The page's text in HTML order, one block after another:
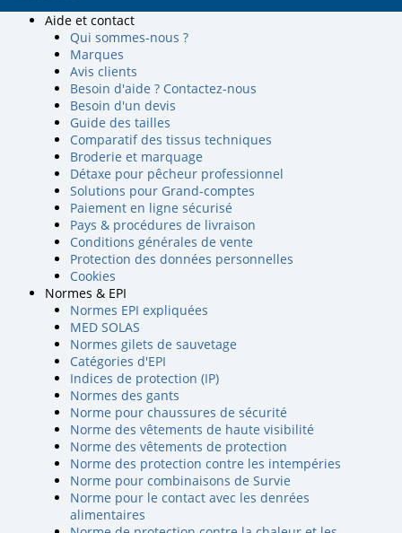
Aide et contact
Qui sommes-nous ?
Marques
Avis clients
Besoin d'aide ? Contactez-nous
Besoin d'un devis
Guide des tailles
Comparatif des tissus techniques
Broderie et marquage
Détaxe pour pêcheur professionnel
Solutions pour Grand-comptes
Paiement en ligne sécurisé
Pays & procédures de livraison
Conditions générales de vente
Protection des données personnelles
Cookies
Normes & EPI
Normes EPI expliquées
MED SOLAS
Normes gilets de sauvetage
Catégories d'EPI
Indices de protection (IP)
Normes des gants
Norme pour chaussures de sécurité
Norme des vêtements de haute visibilité
Norme des vêtements de protection
Norme des protection contre les intempéries
Norme pour combinaisons de Survie
Norme pour le contact avec les denrées
alimentaires